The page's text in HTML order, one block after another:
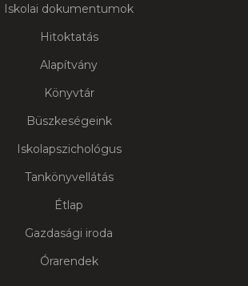
Iskolai dokumentumok
Hitoktatás
Alapítvány
Könyvtár
Büszkeségeink
Iskolapszichológus
Tankönyvellátás
Étlap
Gazdasági iroda
Órarendek